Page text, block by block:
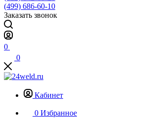
(499) 686-60-10
Заказать звонок
0
0
Кабинет
0 Избранное